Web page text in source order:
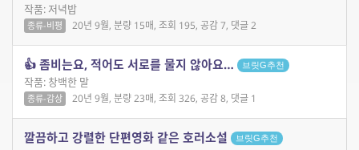
작품: 저녁밥
종류-비평 20년 9월, 분량 15매, 조회 195, 공감 7, 댓글 2
👍 좀비는요, 적어도 서로를 물지 않아요… 브릿G추천
작품: 창백한 말
종류-감상 20년 9월, 분량 23매, 조회 326, 공감 8, 댓글 1
깔끔하고 강렬한 단편영화 같은 호러소설 브릿G추천